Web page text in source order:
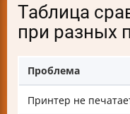
Таблица
при разных
Проблема
Принтер не